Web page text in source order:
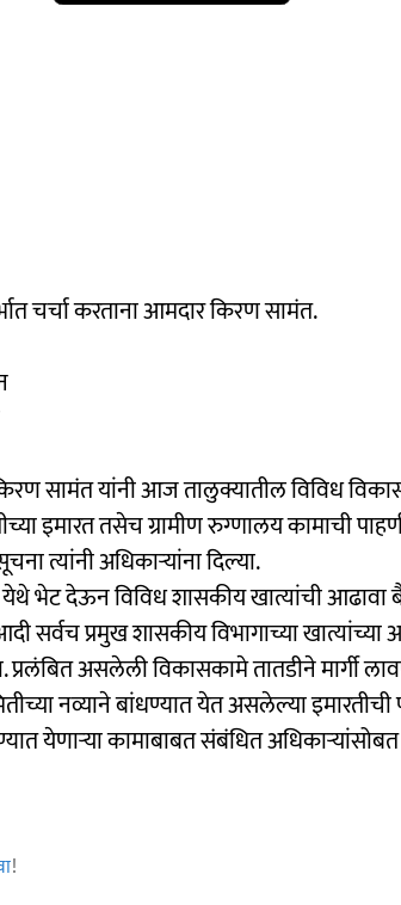
चर्चा करताना आमदार किरण सामंत.
सामंत यांनी आज तालुक्यातील विविध
इमारत तसेच ग्रामीण रुग्णालय कामाची
त्यांनी अधिकाऱ्यांना दिल्या.
भेट देऊन विविध शासकीय खात्यांची
सर्वच प्रमुख शासकीय विभागाच्या खात्यांच्या
असलेली विकासकामे तातडीने मार्गी
नव्याने बांधण्यात येत असलेल्या इमारतीची
येणाऱ्या कामाबाबत संबंधित
!